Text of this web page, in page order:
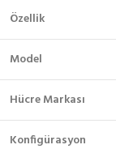
Özellik
Model
Hücre Markası
Konfigürasyon